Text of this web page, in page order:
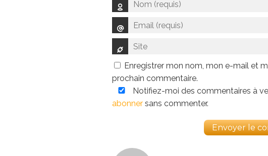
Enregistrer mon nom, mon e-mail et
prochain commentaire.
Notifiez-moi des commentaires à
abonner sans commenter.